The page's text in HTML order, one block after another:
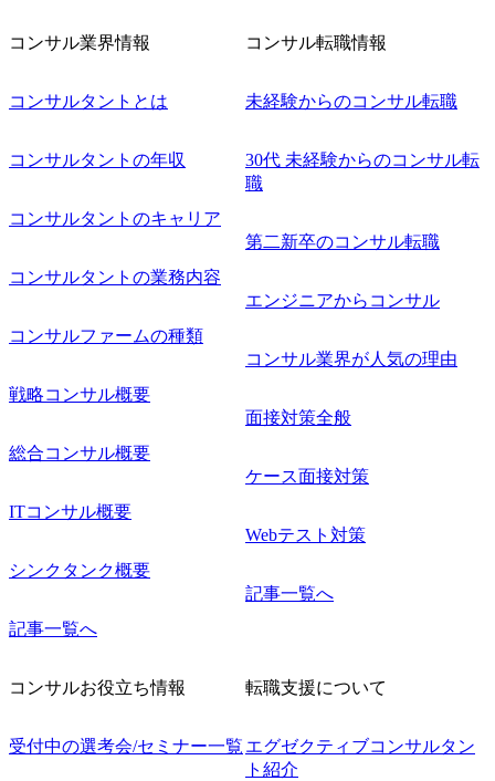
上げていきたい ・サービスやソリューションに捉われず、
でのプロジェクトに参画し、自身のスキルアップを図りた
規事業開発にも興味があり、ゆくゆくはチャレンジしてみ
コンサル業界情報
コンサルタントとは
コンサルタントの年収
コンサルタントのキャリア
コンサルタントの業務内容
コンサルファームの種類
戦略コンサル概要
総合コンサル概要
ITコンサル概要
シンクタンク概要
記事一覧へ
コンサル転職情報
未経験からのコンサル転職
30代 未経験からのコンサル転
職
第二新卒のコンサル転職
エンジニアからコンサル
コンサル業界が人気の理由
面接対策全般
ケース面接対策
Webテスト対策
記事一覧へ
コンサルお役立ち情報
受付中の選考会/セミナー一覧
転職支援について
エグゼクティブコンサルタン
ト紹介